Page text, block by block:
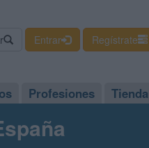
Entrar Regístrate
Profesiones Tienda